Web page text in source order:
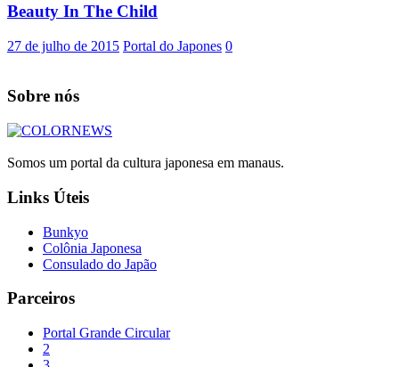
Beauty In The Child
27 de julho de 2015 Portal do Japones 0
Sobre nós
Somos um portal da cultura japonesa em manaus.
Links Úteis
Bunkyo
Colônia Japonesa
Consulado do Japão
Parceiros
Portal Grande Circular
2